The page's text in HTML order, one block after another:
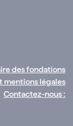
des fondations
mentions légales
Contactez-nous :